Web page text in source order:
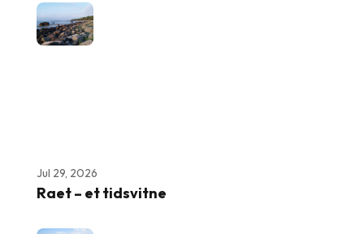
Jul 29, 2026
Raet – et tidsvitne